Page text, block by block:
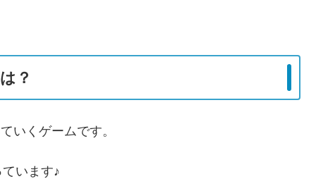
？
いくゲームです。
います♪